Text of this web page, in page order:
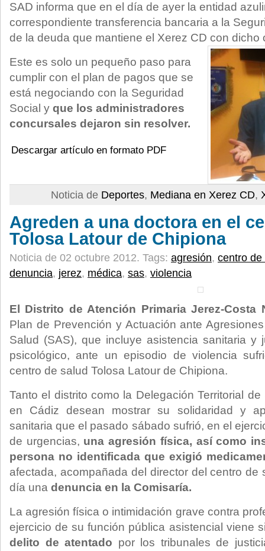
SAD informa que en el día de ayer la entidad
correspondiente transferencia bancaria a la
de la deuda que mantiene el Xerez CD con dicho
Este es solo un pequeño paso para
cumplir con el plan de pagos que se
está negociando con la Seguridad
Social y que los administradores
concursales dejaron sin resolver.
Descargar artículo en formato PDF
Noticia de Deportes, Mediana en Xerez CD,
Agreden a una doctora en el
Tolosa Latour de Chipiona
Noticia de 02 octubre 2012. Tags: agresión, centro de
denuncia, jerez, médica, sas, violencia
El Distrito de Atención Primaria Jerez-Costa
Plan de Prevención y Actuación ante
Salud (SAS), que incluye asistencia sanitaria y
psicológico, ante un episodio de violencia
centro de salud Tolosa Latour de Chipiona.
Tanto el distrito como la Delegación Territorial
en Cádiz desean mostrar su solidaridad y
sanitaria que el pasado sábado sufrió, en el
de urgencias, una agresión física, así como
persona no identificada que exigió
afectada, acompañada del director del centro de
día una denuncia en la Comisaría.
La agresión física o intimidación grave contra
ejercicio de su función pública asistencial viene
delito de atentado por los tribunales de